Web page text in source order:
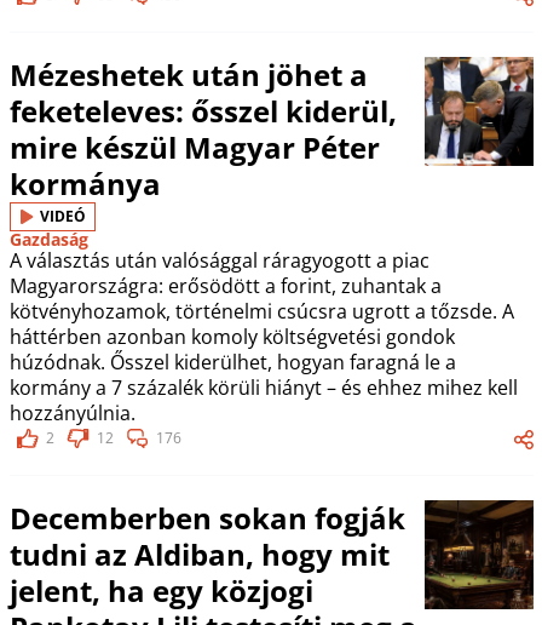
Mézeshetek után jöhet a
feketeleves: ősszel kiderül,
mire készül Magyar Péter
kormánya
VIDEÓ
Gazdaság
A választás után valósággal ráragyogott a piac
Magyarországra: erősödött a forint, zuhantak a
kötvényhozamok, történelmi csúcsra ugrott a tőzsde. A
háttérben azonban komoly költségvetési gondok
húzódnak. Ősszel kiderülhet, hogyan faragná le a
kormány a 7 százalék körüli hiányt – és ehhez mihez kell
hozzányúlnia.
2 12 176
Decemberben sokan fogják
tudni az Aldiban, hogy mit
jelent, ha egy közjogi